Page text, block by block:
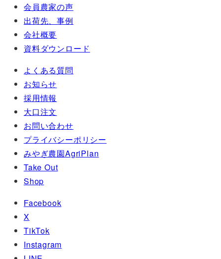
会員農家の声
出荷先、事例
会社概要
資料ダウンロード
よくある質問
お知らせ
採用情報
大口注文
お問い合わせ
プライバシーポリシー
みやぎ農園AgriPlan
Take Out
Shop
Facebook
X
TikTok
Instagram